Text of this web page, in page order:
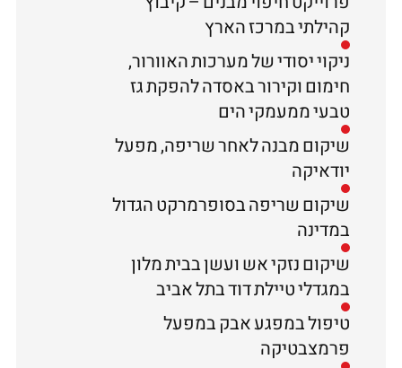
קהילתי במרכז הארץ
ניקוי יסודי של מערכות האוורור,
חימום וקירור באסדה להפקת גז
טבעי ממעמקי הים
שיקום מבנה לאחר שריפה, מפעל
יודאיקה
שיקום שריפה בסופרמרקט הגדול
במדינה
שיקום נזקי אש ועשן בבית מלון
במגדלי טיילת דוד בתל אביב
טיפול במפגע אבק במפעל
פרמצבטיקה